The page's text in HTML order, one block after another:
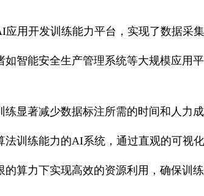
用开发训练能力平台，实现了数据采
智能安全生产管理系统等大规模应用
显著减少数据标注所需的时间和人力
训练能力的AI系统，通过直观的可视
算力下实现高效的资源利用，确保训练